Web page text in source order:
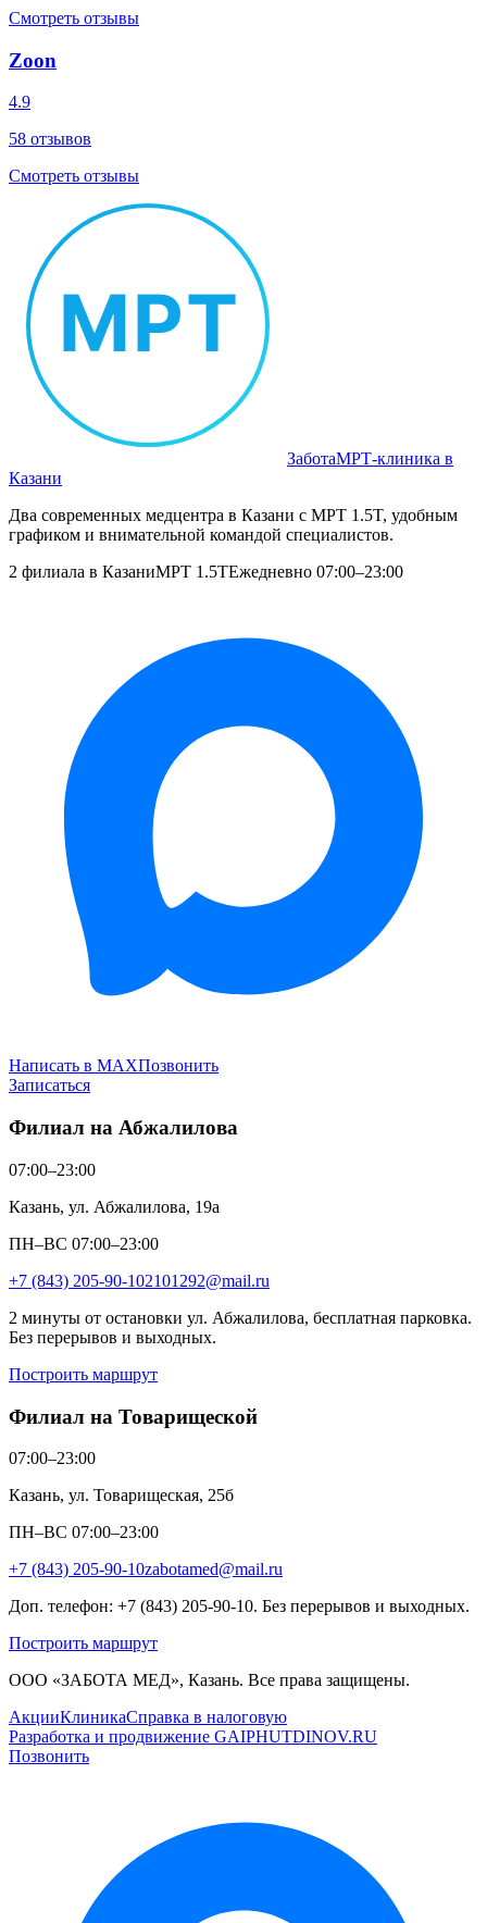
Смотреть отзывы
Zoon
4.9
58 отзывов
Смотреть отзывы
ЗаботаМРТ‑клиника в
Казани
Два современных медцентра в Казани с МРТ 1.5T, удобным
графиком и внимательной командой специалистов.
2 филиала в КазаниМРТ 1.5TЕжедневно 07:00–23:00
Написать в MAXПозвонить
Записаться
Филиал на Абжалилова
07:00–23:00
Казань, ул. Абжалилова, 19а
ПН–ВС 07:00–23:00
+7 (843) 205-90-102101292@mail.ru
2 минуты от остановки ул. Абжалилова, бесплатная парковка.
Без перерывов и выходных.
Построить маршрут
Филиал на Товарищеской
07:00–23:00
Казань, ул. Товарищеская, 25б
ПН–ВС 07:00–23:00
+7 (843) 205-90-10zabotamed@mail.ru
Доп. телефон: +7 (843) 205-90-10. Без перерывов и выходных.
Построить маршрут
ООО «ЗАБОТА МЕД», Казань. Все права защищены.
АкцииКлиникаСправка в налоговую
Разработка и продвижение GAIPHUTDINOV.RU
Позвонить